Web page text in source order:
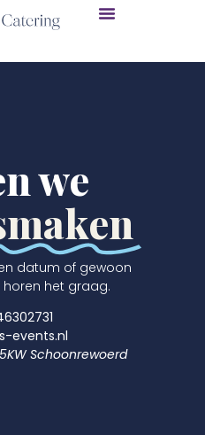
we
datum of gewoon
horen het graag.
events.nl
Schoonrewoerd